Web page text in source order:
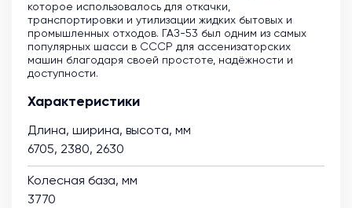
которое использовалось для откачки,
транспортировки и утилизации жидких бытовых и
промышленных отходов. ГАЗ-53 был одним из самых
популярных шасси в СССР для ассенизаторских
машин благодаря своей простоте, надёжности и
доступности.
Характеристики
Длина, ширина, высота, мм
6705, 2380, 2630
Колесная база, мм
3770